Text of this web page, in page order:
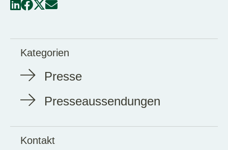
Kategorien
Presse
Presseaussendungen
Kontakt